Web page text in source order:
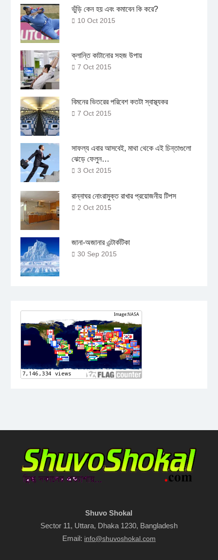
ভুঁড়ি কেন হয় এবং কমাবেন কি করে?
10 Oct 2015
ক্লান্তি কাটানোর সহজ উপায়
7 Oct 2015
বিমনের ভিতরের পরিবেশ কতটা স্বাস্থ্যকর
7 Oct 2015
সাফল্য এবার আসবেই, মাথা থেকে এই চিন্তাগুলো
ঝেড়ে ফেলুন…
3 Oct 2015
রান্নাঘর নোংরামুক্ত রাখার প্রয়োজনীয় টিপস
2 Oct 2015
জানা-অজানার এন্টার্কটিকা
30 Sep 2015
Shuvo Shokal
Sector 11, Uttara, Dhaka 1230, Bangladesh
Email: info@shuvoshokal.com